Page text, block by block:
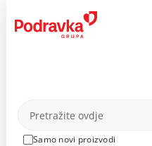
content
Proizvodi
Samo novi proizvodi